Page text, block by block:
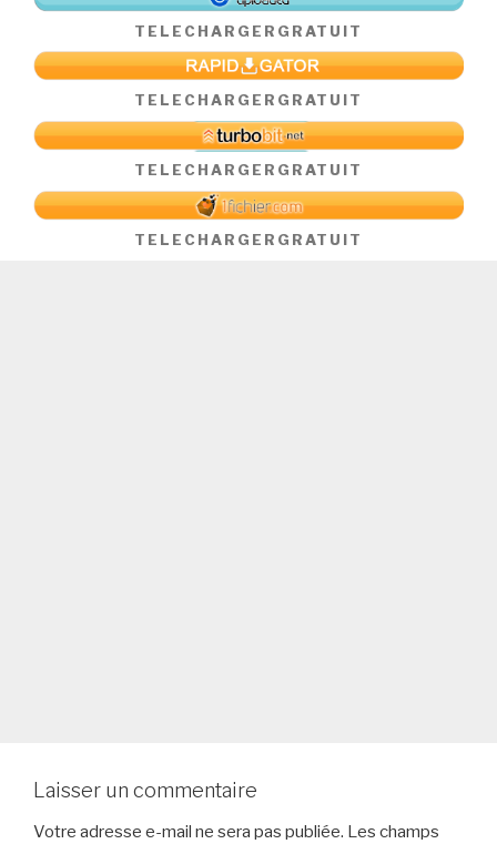
TELECHARGER GRATUIT
TELECHARGER GRATUIT
TELECHARGER GRATUIT
TELECHARGER GRATUIT
Laisser un commentaire
Votre adresse e-mail ne sera pas publiée. Les champs